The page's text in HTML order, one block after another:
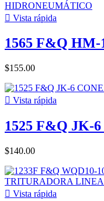
 Vista rápida
1565 F&Q
$155.00
 Vista rápida
1525 F&Q JK-
$140.00
 Vista rápida